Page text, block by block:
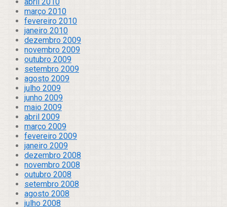
março 2010
fevereiro 2010
janeiro 2010
dezembro 2009
novembro 2009
outubro 2009
setembro 2009
agosto 2009
julho 2009
junho 2009
maio 2009
abril 2009
março 2009
fevereiro 2009
janeiro 2009
dezembro 2008
novembro 2008
outubro 2008
setembro 2008
agosto 2008
julho 2008